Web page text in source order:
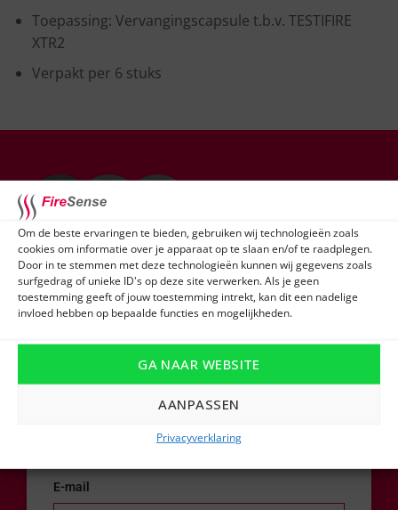
Om de beste ervaringen te bieden, gebruiken wij technologieën zoals
cookies om informatie over je apparaat op te slaan en/of te raadplegen.
Door in te stemmen met deze technologieën kunnen wij gegevens zoals
surfgedrag of unieke ID's op deze site verwerken. Als je geen
toestemming geeft of jouw toestemming intrekt, kan dit een nadelige
invloed hebben op bepaalde functies en mogelijkheden.
GA NAAR WEBSITE
AANPASSEN
Privacyverklaring
Toepassing: Vervangingscapsule t.b.v. TESTIFIRE
XTR2
Verpakt per 6 stuks
Heb je niet helemaal gevonden wat je zocht
of ontvang je graag advies op maat?
E-mail